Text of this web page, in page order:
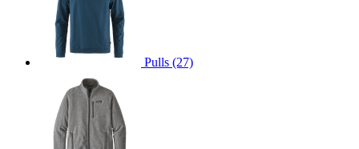
Pulls (27)